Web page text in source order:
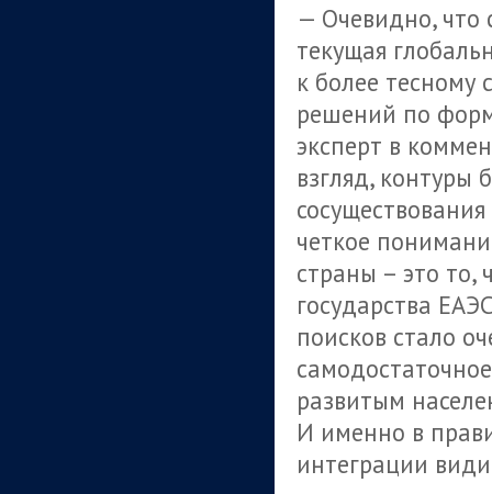
— Очевидно, что
текущая
к более тесному
решений по
эксперт в
взгляд, контуры
четкое
страны – это то,
государства
поисков стало
развитым
И именно в
интеграции